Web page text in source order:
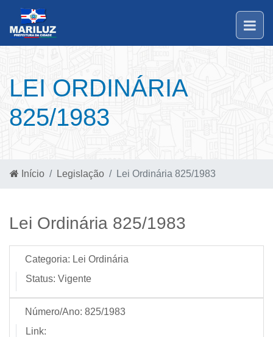
LEI ORDINÁRIA
825/1983
Início Legislação Lei Ordinária 825/1983
Lei Ordinária 825/1983
Categoria: Lei Ordinária
Status: Vigente
Número/Ano: 825/1983
Link: